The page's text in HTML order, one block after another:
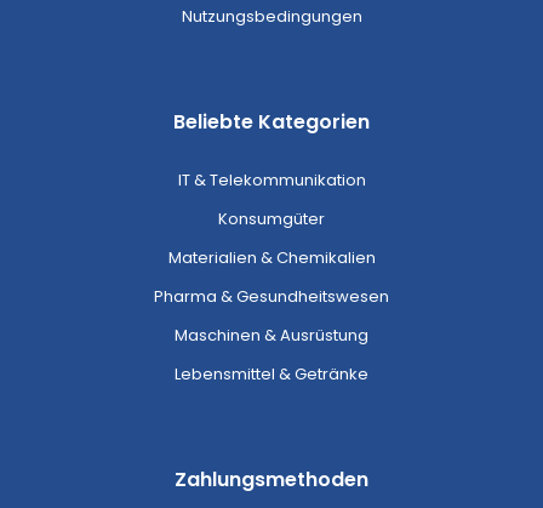
Nutzungsbedingungen
Beliebte Kategorien
IT & Telekommunikation
Konsumgüter
Materialien & Chemikalien
Pharma & Gesundheitswesen
Maschinen & Ausrüstung
Lebensmittel & Getränke
Zahlungsmethoden